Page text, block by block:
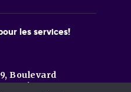
les services!
Boulevard
Savigny-sur-